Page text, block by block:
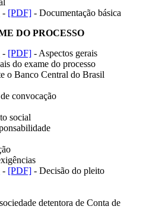
- [PDF] - Documentação básica
DO PROCESSO
- [PDF] - Aspectos gerais
do exame do processo
o Banco Central do Brasil
convocação
social
- [PDF] - Decisão do pleito
detentora de Conta de